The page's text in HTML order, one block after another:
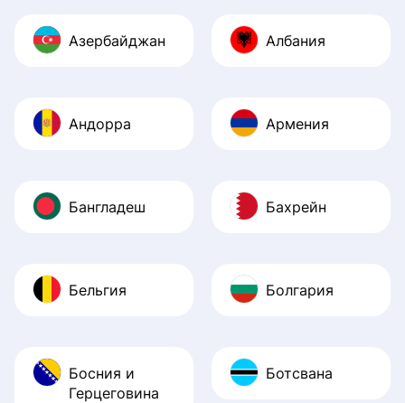
Азербайджан Албания
Андорра Армения
Бангладеш Бахрейн
Бельгия Болгария
Босния и
Герцеговина
Ботсвана